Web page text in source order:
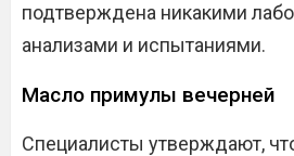
подтверждена никакими
анализами и испытаниями.
Масло примулы вечерней
Специалисты утверждают,